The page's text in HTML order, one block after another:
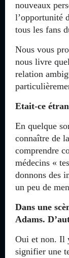
nouveaux
l’opportunité
tous les fans
Nous vous
nous livre
relation
Etait-ce
En quelque
connaître de
comprendre
médecins «
donnons des
un peu de
Dans une
Adams.
Oui et non. Il
signifier une